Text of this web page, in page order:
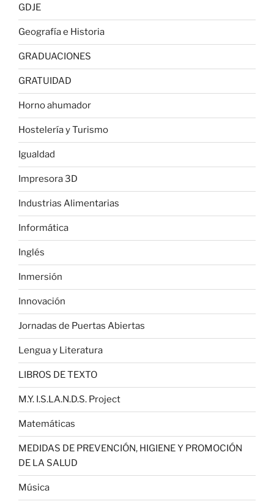
GDJE
Geografía e Historia
GRADUACIONES
GRATUIDAD
Horno ahumador
Hostelería y Turismo
Igualdad
Impresora 3D
Industrias Alimentarias
Informática
Inglés
Inmersión
Innovación
Jornadas de Puertas Abiertas
Lengua y Literatura
LIBROS DE TEXTO
M.Y. I.S.LA.N.D.S. Project
Matemáticas
MEDIDAS DE PREVENCIÓN, HIGIENE Y PROMOCIÓN
DE LA SALUD
Música